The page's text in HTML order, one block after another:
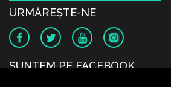
URMĂREŞTE-NE
SUNTEM PE FACEBOOK